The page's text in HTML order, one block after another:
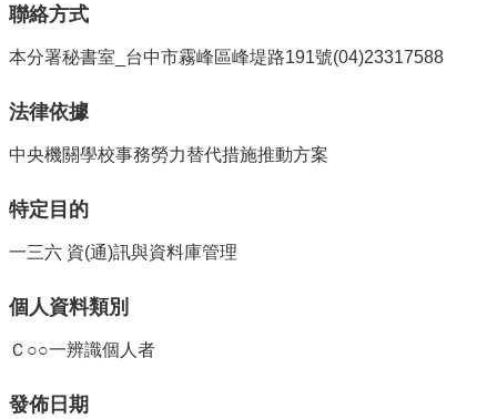
聯絡方式
本分署秘書室_台中市霧峰區峰堤路191號(04)23317588
法律依據
中央機關學校事務勞力替代措施推動方案
特定目的
一三六 資(通)訊與資料庫管理
個人資料類別
Ｃ○○一辨識個人者
發佈日期